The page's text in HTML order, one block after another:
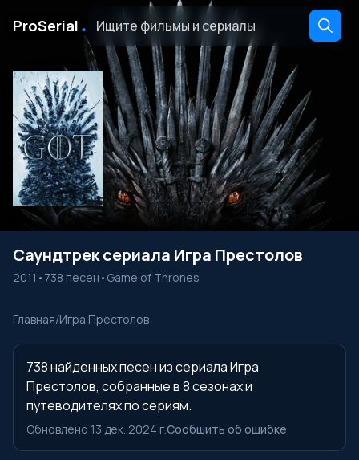
ProSerial ․
Саундтрек сериала Игра Престолов
2011 • 738 песен • Game of Thrones
Главная/Игра Престолов
738 найденных песен из сериала Игра
Престолов, собранные в 8 сезонах и
путеводителях по сериям.
Обновлено 13 дек. 2024 г.Сообщить об ошибке